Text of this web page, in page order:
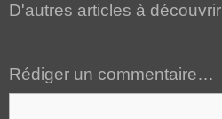
D'autres articles à découvrir
Rédiger un commentaire…